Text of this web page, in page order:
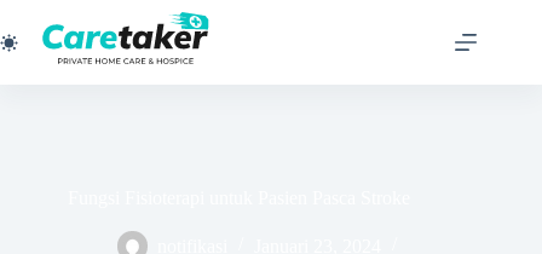
to
content